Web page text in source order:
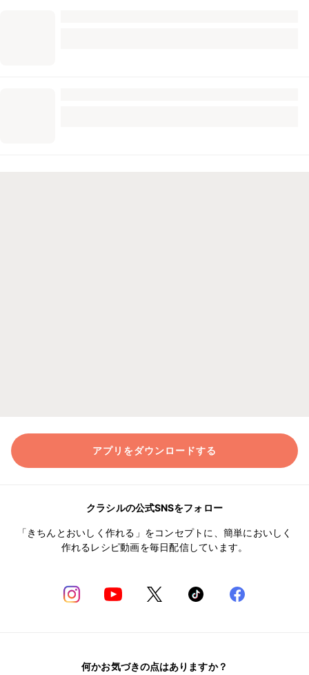
アプリをダウンロードする
クラシルの公式SNSをフォロー
「きちんとおいしく作れる」をコンセプトに、簡単においしく
作れるレシピ動画を毎日配信しています。
何かお気づきの点はありますか？